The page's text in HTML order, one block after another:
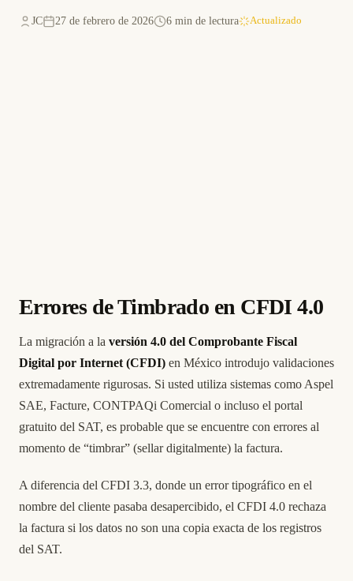
JC 27 de febrero de 2026 6 min de lectura Actualizado
Errores de Timbrado en CFDI 4.0
La migración a la versión 4.0 del Comprobante Fiscal
Digital por Internet (CFDI) en México introdujo validaciones
extremadamente rigurosas. Si usted utiliza sistemas como Aspel
SAE, Facture, CONTPAQi Comercial o incluso el portal
gratuito del SAT, es probable que se encuentre con errores al
momento de “timbrar” (sellar digitalmente) la factura.
A diferencia del CFDI 3.3, donde un error tipográfico en el
nombre del cliente pasaba desapercibido, el CFDI 4.0 rechaza
la factura si los datos no son una copia exacta de los registros
del SAT.